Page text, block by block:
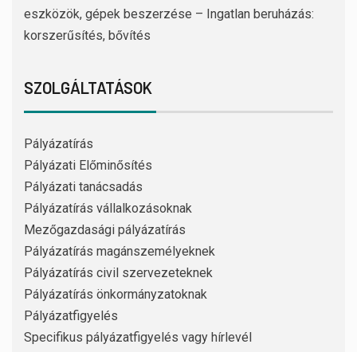
eszközök, gépek beszerzése – Ingatlan beruházás:
korszerűsítés, bővítés
SZOLGÁLTATÁSOK
Pályázatírás
Pályázati Előminősítés
Pályázati tanácsadás
Pályázatírás vállalkozásoknak
Mezőgazdasági pályázatírás
Pályázatírás magánszemélyeknek
Pályázatírás civil szervezeteknek
Pályázatírás önkormányzatoknak
Pályázatfigyelés
Specifikus pályázatfigyelés vagy hírlevél